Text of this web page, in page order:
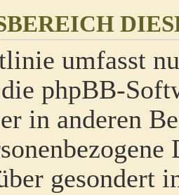
umfasst
phpBB-
in anderen
gesondert